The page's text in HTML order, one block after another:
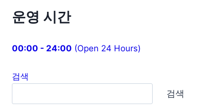
운영 시간
00:00 - 24:00 (Open 24 Hours)
검색
검색